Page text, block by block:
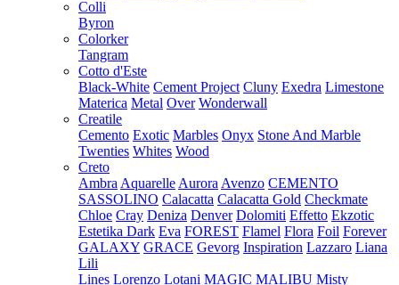
Colli
Byron
Colorker
Tangram
Cotto d'Este
Black-White Cement Project Cluny Exedra Limestone
Materica Metal Over Wonderwall
Creatile
Cemento Exotic Marbles Onyx Stone And Marble
Twenties Whites Wood
Creto
Ambra Aquarelle Aurora Avenzo CEMENTO
SASSOLINO Calacatta Calacatta Gold Checkmate
Chloe Cray Deniza Denver Dolomiti Effetto Ekzotic
Estetika Dark Eva FOREST Flamel Flora Foil Forever
GALAXY GRACE Gevorg Inspiration Lazzaro Liana
Lili
Lines Lorenzo Lotani MAGIC MALIBU Misty